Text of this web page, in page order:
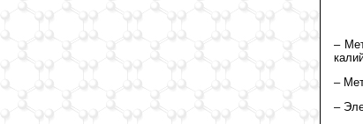
–
–
–